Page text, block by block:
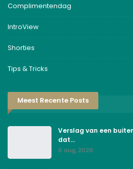
Complimentendag
IntroView
Shorties
Tips & Tricks
Meest Recente Posts
Verslag van een
dat…
6 aug, 2026